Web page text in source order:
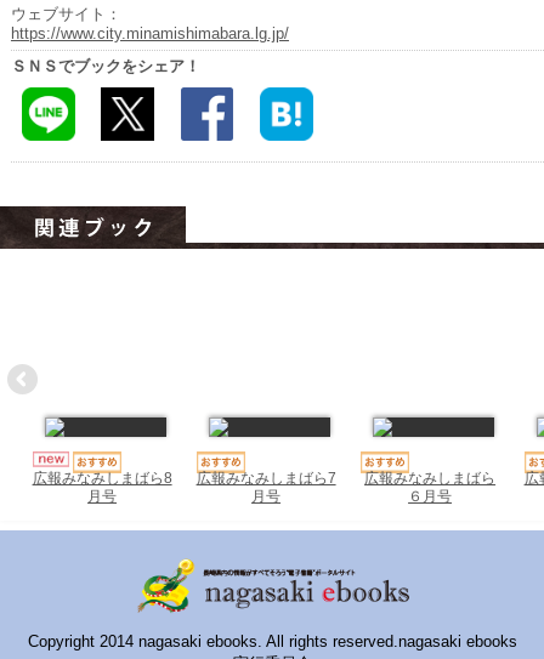
ウェブサイト：
https://www.city.minamishimabara.lg.jp/
ＳＮＳでブックをシェア！
広報みなみしまばら8
月号
広報みなみしまばら7
月号
広報みなみしまばら
６月号
広
Copyright 2014 nagasaki ebooks. All rights reserved.nagasaki ebooks
長崎と天草地方の潜伏キリシタン
関連遺産
大学・専門学校ナビ
ハイスクールナビ
いきebooks
みなみしまばらebooks
はさみebooks
さいかいイーブックス
長崎MICE観光マップ